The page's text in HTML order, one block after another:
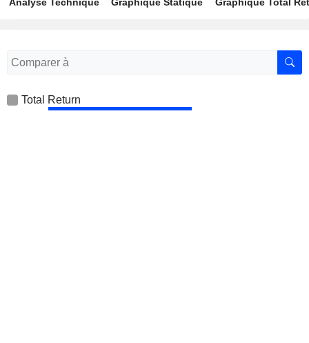
Total Return